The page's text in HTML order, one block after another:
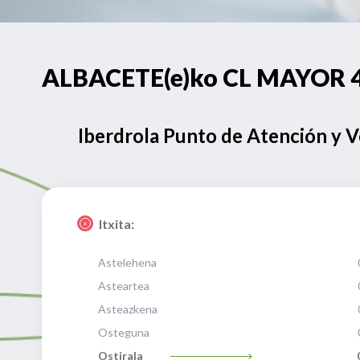
ALBACETE(e)ko CL
Iberdrola Punto de Atención y
Itxita:
Astelehena
Asteartea
Asteazkena
Osteguna
Ostirala